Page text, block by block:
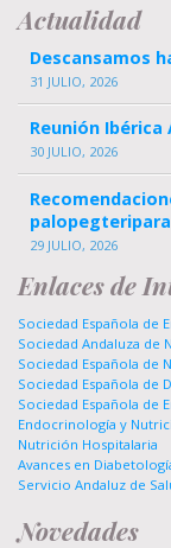
Actualidad
Descansamos
31 JULIO, 2026
Reunión Ibérica
30 JULIO, 2026
29 JULIO, 2026
Enlaces de
Sociedad Española de
Sociedad Andaluza de
Sociedad Española de
Sociedad Española de
Sociedad Española de
Endocrinología y
Nutrición Hospitalaria
Avances en
Servicio Andaluz de
Novedades